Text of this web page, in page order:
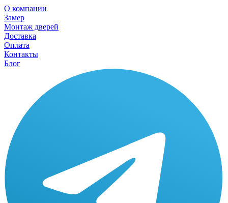
О компании
Замер
Монтаж дверей
Доставка
Оплата
Контакты
Блог